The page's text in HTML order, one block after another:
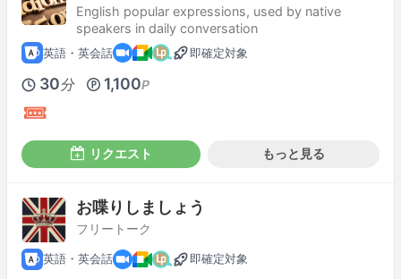
English popular expressions, used by native
speakers in daily conversation
英語・英会話 即確定対象
30分 1,100P
リクエスト もっと見る
お喋りしましょう
フリートーク
英語・英会話 即確定対象